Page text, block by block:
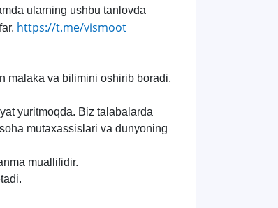
ularning ushbu tanlovda
https://t.me/vismoot
malaka va bilimini oshirib boradi,
yuritmoqda. Biz talabalarda
mutaxassislari va dunyoning
muallifidir.